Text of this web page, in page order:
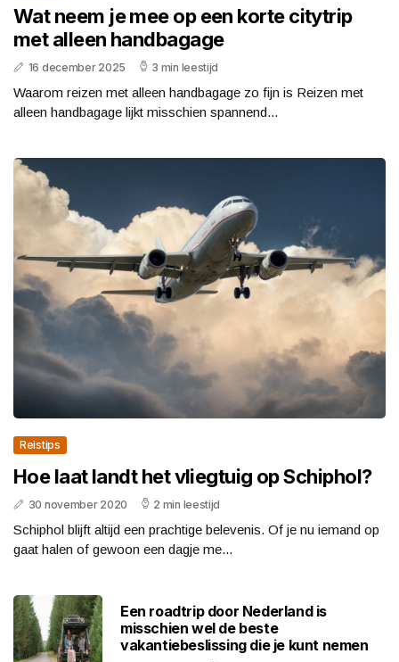
Wat neem je mee op een korte citytrip
met alleen handbagage
16 december 2025 3 min leestijd
Waarom reizen met alleen handbagage zo fijn is Reizen met
alleen handbagage lijkt misschien spannend...
Reistips
Hoe laat landt het vliegtuig op Schiphol?
30 november 2020 2 min leestijd
Schiphol blijft altijd een prachtige belevenis. Of je nu iemand op
gaat halen of gewoon een dagje me...
Een roadtrip door Nederland is
misschien wel de beste
vakantiebeslissing die je kunt nemen